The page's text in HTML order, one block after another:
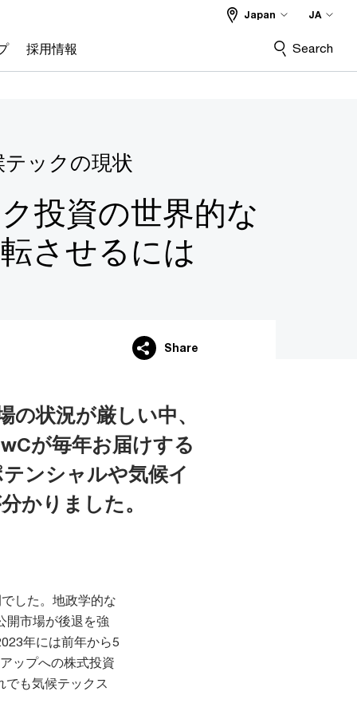
採用情報
Japan JA
Search
テックの現状
投資の世界的な
させるには
Share
状況が厳しい中、
が毎年お届けする
ンシャルや気候イ
かりました。
した。地政学的な
開市場が後退を強
年には前年から5
ップへの株式投資
でも気候テックス